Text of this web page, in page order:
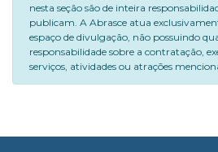
nesta seção são de inteira
publicam. A Abrasce atua
espaço de divulgação, não possuindo
responsabilidade sobre a contratação,
serviços, atividades ou atrações